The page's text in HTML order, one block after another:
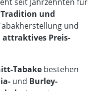
und
und
attraktives Preis-
Tabake bestehen
und Burley-